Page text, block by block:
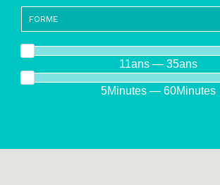
11ans — 35ans
5Minutes — 60Minutes